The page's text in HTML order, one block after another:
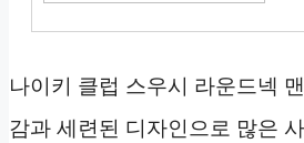
나이키 클럽 스우시 라운드넥
감과 세련된 디자인으로 많은